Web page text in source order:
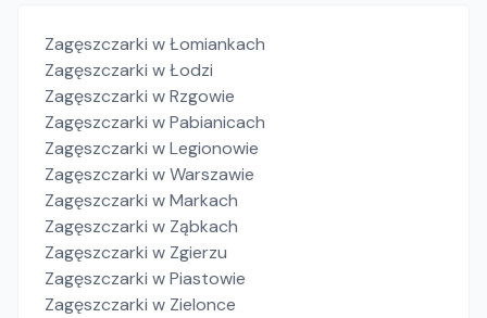
Zagęszczarki w Łomiankach
Zagęszczarki w Łodzi
Zagęszczarki w Rzgowie
Zagęszczarki w Pabianicach
Zagęszczarki w Legionowie
Zagęszczarki w Warszawie
Zagęszczarki w Markach
Zagęszczarki w Ząbkach
Zagęszczarki w Zgierzu
Zagęszczarki w Piastowie
Zagęszczarki w Zielonce